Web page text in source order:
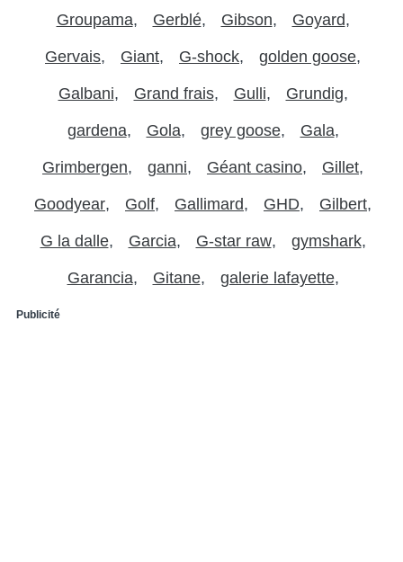
Groupama Gerblé Gibson Goyard
Gervais Giant G-shock golden goose
Galbani Grand frais Gulli Grundig
gardena Gola grey goose Gala
Grimbergen ganni Géant casino Gillet
Goodyear Golf Gallimard GHD Gilbert
G la dalle Garcia G-star raw gymshark
Garancia Gitane galerie lafayette
Publicité